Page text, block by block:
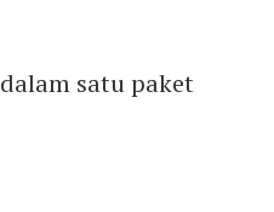
dalam satu paket